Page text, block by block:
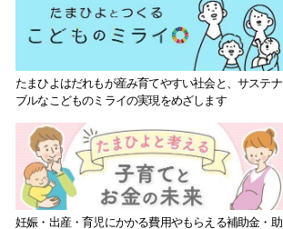
たまひよはだれもが産み育てやすい社会と、サステナ
ブルなこどものミライの実現をめざします
妊娠・出産・育児にかかる費用やもらえる補助金・助